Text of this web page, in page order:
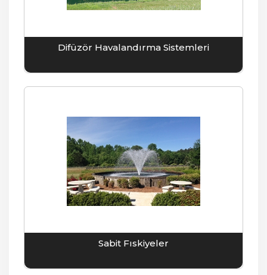
Difüzör Havalandırma Sistemleri
Sabit Fıskiyeler